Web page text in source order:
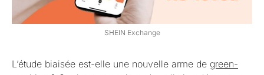
SHEIN Exchange
L’étude biaisée est-elle une nouvelle arme de green-